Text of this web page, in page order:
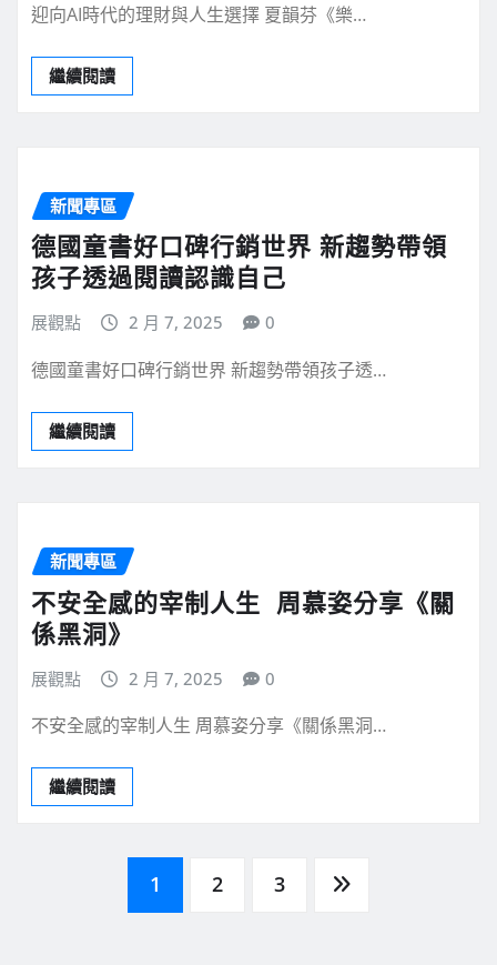
迎向AI時代的理財與人生選擇 夏韻芬《樂…
繼續閱讀
新聞專區
德國童書好口碑行銷世界 新趨勢帶領
孩子透過閱讀認識自己
展觀點 2 月 7, 2025 0
德國童書好口碑行銷世界 新趨勢帶領孩子透…
繼續閱讀
新聞專區
不安全感的宰制人生 周慕姿分享《關
係黑洞》
展觀點 2 月 7, 2025 0
不安全感的宰制人生 周慕姿分享《關係黑洞…
繼續閱讀
1 2 3